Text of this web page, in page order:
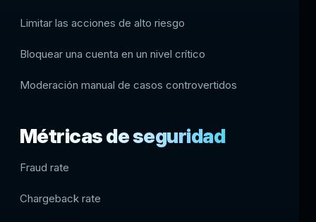
Limitar las acciones de alto riesgo
Bloquear una cuenta en un nivel crítico
Moderación manual de casos controvertidos
Métricas de seguridad
Fraud rate
Chargeback rate